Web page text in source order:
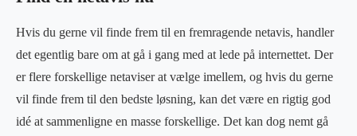
Hvis du gerne vil finde frem til en fremragende netavis, handler
det egentlig bare om at gå i gang med at lede på internettet. Der
er flere forskellige netaviser at vælge imellem, og hvis du gerne
vil finde frem til den bedste løsning, kan det være en rigtig god
idé at sammenligne en masse forskellige. Det kan dog nemt gå